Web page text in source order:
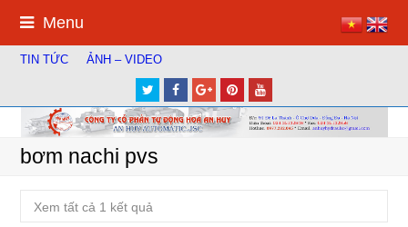
Menu
TIN TỨC ẢNH – VIDEO
TwitterFacebook
Google
Plus
Pinterest
bơm nachi pvs
Xem tất cả 1 kết quả